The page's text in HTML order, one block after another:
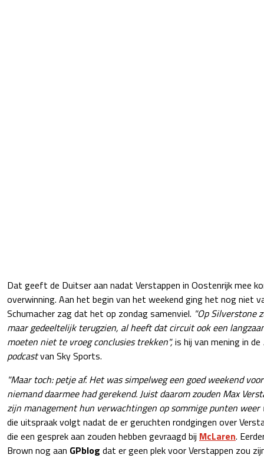
Dat geeft de Duitser aan nadat Verstappen in Oostenrijk mee
overwinning. Aan het begin van het weekend ging het nog niet
Schumacher zag dat het op zondag samenviel. "Op Silverstone
maar gedeeltelijk terugzien, al heeft dat circuit ook een
moeten niet te vroeg conclusies trekken",is hij van mening in de
podcastvan Sky Sports.
"Maar toch: petje af. Het was simpelweg een goed weekend
niemand daarmee had gerekend. Juist daarom zouden Max
zijn management hun verwachtingen op sommige punten
die uitspraak volgt nadat de er geruchten rondgingen over
die een gesprek aan zouden hebben gevraagd bij McLaren.
Brown nog aan GPblog dat er geen plek voor Verstappen zou